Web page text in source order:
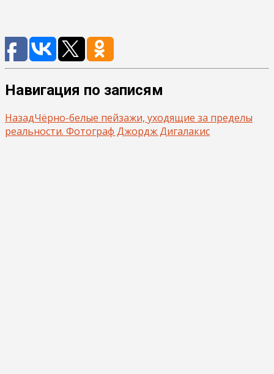
Навигация по записям
НазадЧёрно-белые пейзажи, уходящие за пределы
реальности. Фотограф Джордж Дигалакис